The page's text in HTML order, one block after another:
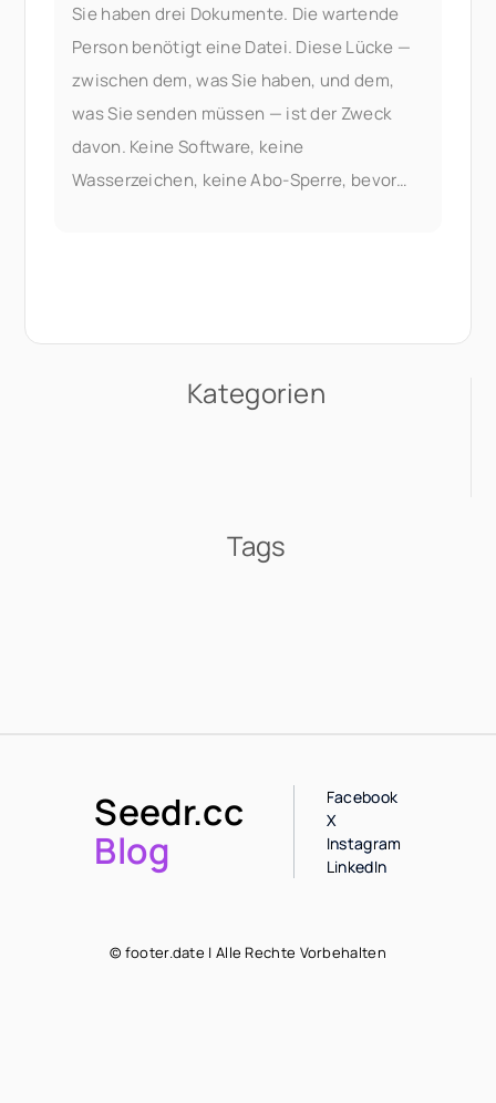
Sie haben drei Dokumente. Die wartende
Person benötigt eine Datei. Diese Lücke —
zwischen dem, was Sie haben, und dem,
was Sie senden müssen — ist der Zweck
davon. Keine Software, keine
Wasserzeichen, keine Abo-Sperre, bevor
Kategorien
Tags
Seedr.cc
Blog
Facebook
X
Instagram
LinkedIn
© footer.date | Alle Rechte Vorbehalten